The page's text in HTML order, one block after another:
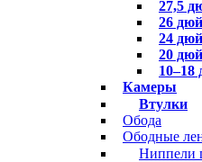
27,5
26
24
20
10–18
Камеры
Втулки
Обода
Ободные
Ниппели